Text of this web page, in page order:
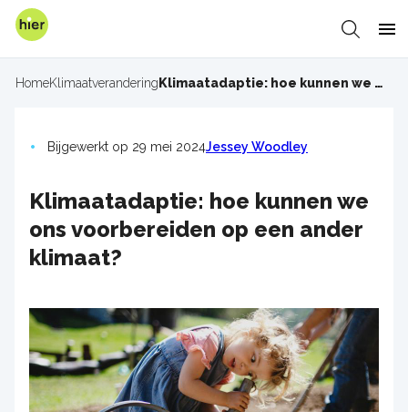
Overslaan
Zoeken
Kruimelpad
HomeKlimaatverandering Klimaatadaptie: hoe kunnen we ons voorbereiden op een ander klimaat?
Bijgewerkt op 29 mei 2024Jessey Woodley
Klimaatadaptie: hoe kunnen we
ons voorbereiden op een ander
klimaat?